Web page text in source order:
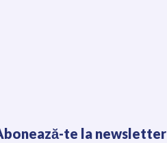
te la newsletter